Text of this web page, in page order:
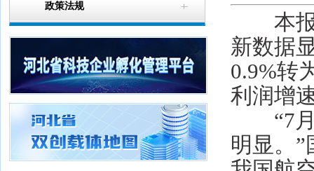
政策法规
本报
新数据
0.9%转
利润增
“7月
明显。